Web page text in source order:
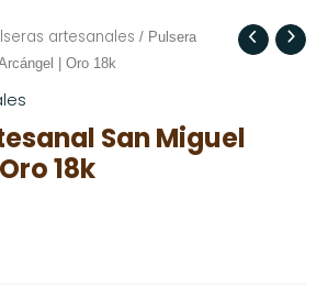
artesanales / Pulsera
| Oro 18k
San Miguel
18k